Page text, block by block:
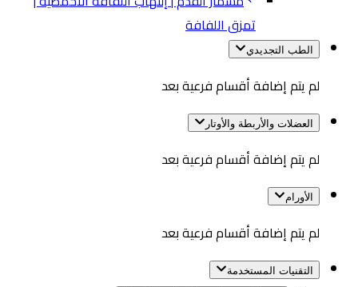
تمزق اللفافة
الطب التجديدي
لم يتم إضافة أقسام فرعية بعد
العضلات والأربطة والأوتار
لم يتم إضافة أقسام فرعية بعد
الأورام
لم يتم إضافة أقسام فرعية بعد
التقنيات المستخدمة